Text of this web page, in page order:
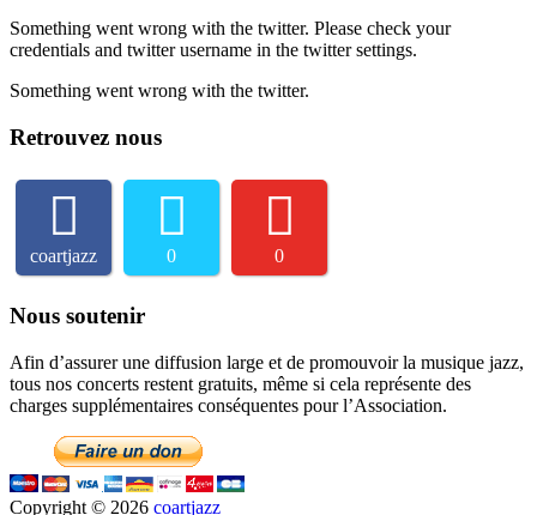
Something went wrong with the twitter. Please check your
credentials and twitter username in the twitter settings.
Something went wrong with the twitter.
Retrouvez nous
coartjazz 0 0
Nous soutenir
Afin d’assurer une diffusion large et de promouvoir la musique jazz,
tous nos concerts restent gratuits, même si cela représente des
charges supplémentaires conséquentes pour l’Association.
Copyright © 2026 coartjazz